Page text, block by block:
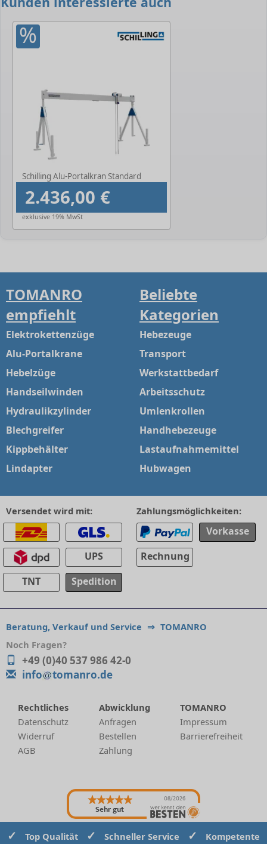
%
Schilling Alu-Portalkran Standard
2.436,00 €
exklusive 19% MwSt
TOMANRO
empfiehlt
Elektrokettenzüge
Alu-Portalkrane
Hebelzüge
Handseilwinden
Hydraulikzylinder
Blechgreifer
Kippbehälter
Lindapter
Beliebte
Kategorien
Hebezeuge
Transport
Werkstattbedarf
Arbeitsschutz
Umlenkrollen
Handhebezeuge
Lastaufnahmemittel
Hubwagen
Versendet wird mit:
UPS
TNT
Spedition
Zahlungsmöglichkeiten:
Vorkasse
Rechnung
Beratung, Verkauf und Service ⇒ TOMANRO
Noch Fragen?
+49 (0)40 537 986 42-0
info
tomanro.de
Rechtliches
Datenschutz
Widerruf
AGB
Abwicklung
Anfragen
Bestellen
Zahlung
TOMANRO
Impressum
Barrierefreiheit
Sehr gut
08/2026
✓ Top Qualität ✓ Schneller Service ✓
Kompetente